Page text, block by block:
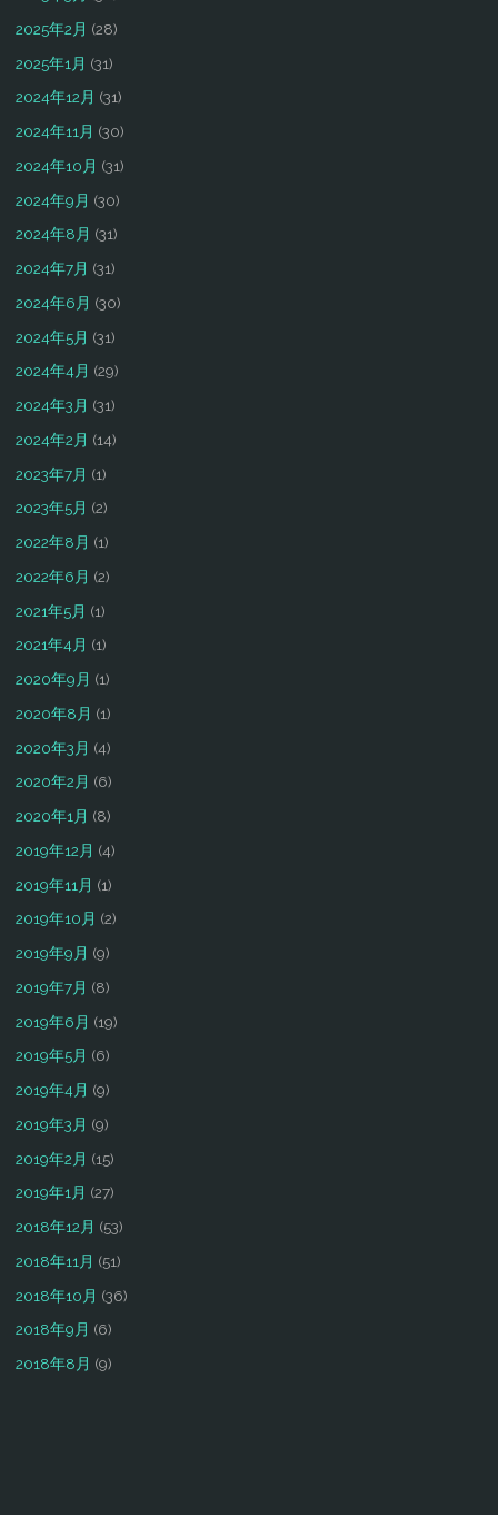
2025年2月 (28)
2025年1月 (31)
2024年12月 (31)
2024年11月 (30)
2024年10月 (31)
2024年9月 (30)
2024年8月 (31)
2024年7月 (31)
2024年6月 (30)
2024年5月 (31)
2024年4月 (29)
2024年3月 (31)
2024年2月 (14)
2023年7月 (1)
2023年5月 (2)
2022年8月 (1)
2022年6月 (2)
2021年5月 (1)
2021年4月 (1)
2020年9月 (1)
2020年8月 (1)
2020年3月 (4)
2020年2月 (6)
2020年1月 (8)
2019年12月 (4)
2019年11月 (1)
2019年10月 (2)
2019年9月 (9)
2019年7月 (8)
2019年6月 (19)
2019年5月 (6)
2019年4月 (9)
2019年3月 (9)
2019年2月 (15)
2019年1月 (27)
2018年12月 (53)
2018年11月 (51)
2018年10月 (36)
2018年9月 (6)
2018年8月 (9)